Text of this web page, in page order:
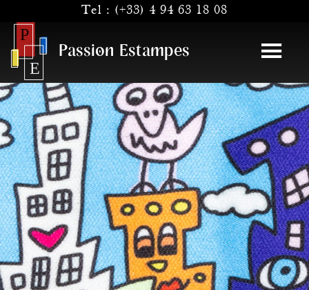
Tel : (+33) 4 94 63 18 08
Passion Estampes